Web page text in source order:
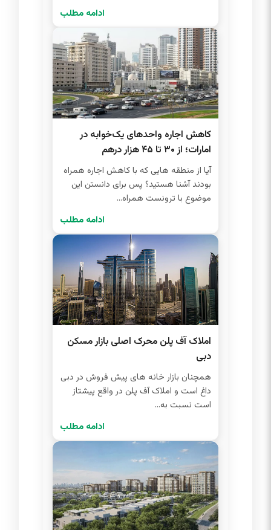
ادامه مطلب
کاهش اجاره واحدهای یک‌خوابه در
امارات؛ از ۳۰ تا ۴۵ هزار درهم
آیا از منطقه هایی که با کاهش اجاره همراه
بودند آشنا هستید؟ پس برای دانستن این
موضوع با ترونست همراه...
ادامه مطلب
املاک آف پلن محرک اصلی بازار مسکن
دبی
همچنان بازار خانه های پیش فروش در دبی
داغ است و املاک آف پلن در واقع پیشتاز
است نسبت به...
ادامه مطلب